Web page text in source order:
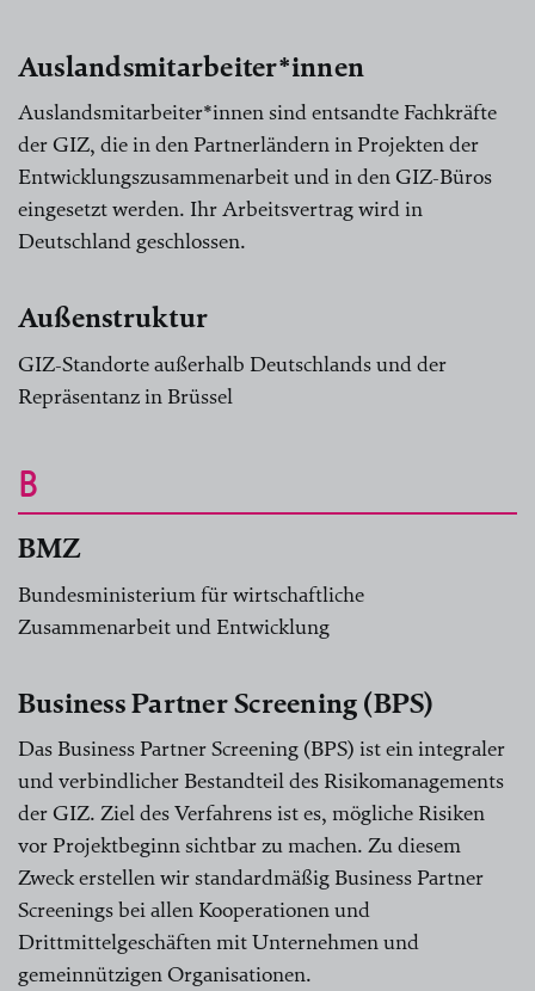
Auslandsmitarbeiter*innen
Auslandsmitarbeiter*innen sind entsandte Fachkräfte
der GIZ, die in den Partnerländern in Projekten der
Entwicklungszusammenarbeit und in den GIZ-Büros
eingesetzt werden. Ihr Arbeitsvertrag wird in
Deutschland geschlossen.
Außenstruktur
GIZ-Standorte außerhalb Deutschlands und der
Repräsentanz in Brüssel
B
BMZ
Bundesministerium für wirtschaftliche
Zusammenarbeit und Entwicklung
Business Partner Screening (BPS)
Das Business Partner Screening (BPS) ist ein integraler
und verbindlicher Bestandteil des Risikomanagements
der GIZ. Ziel des Verfahrens ist es, mögliche Risiken
vor Projektbeginn sichtbar zu machen. Zu diesem
Zweck erstellen wir standardmäßig Business Partner
Screenings bei allen Kooperationen und
Drittmittelgeschäften mit Unternehmen und
gemeinnützigen Organisationen.